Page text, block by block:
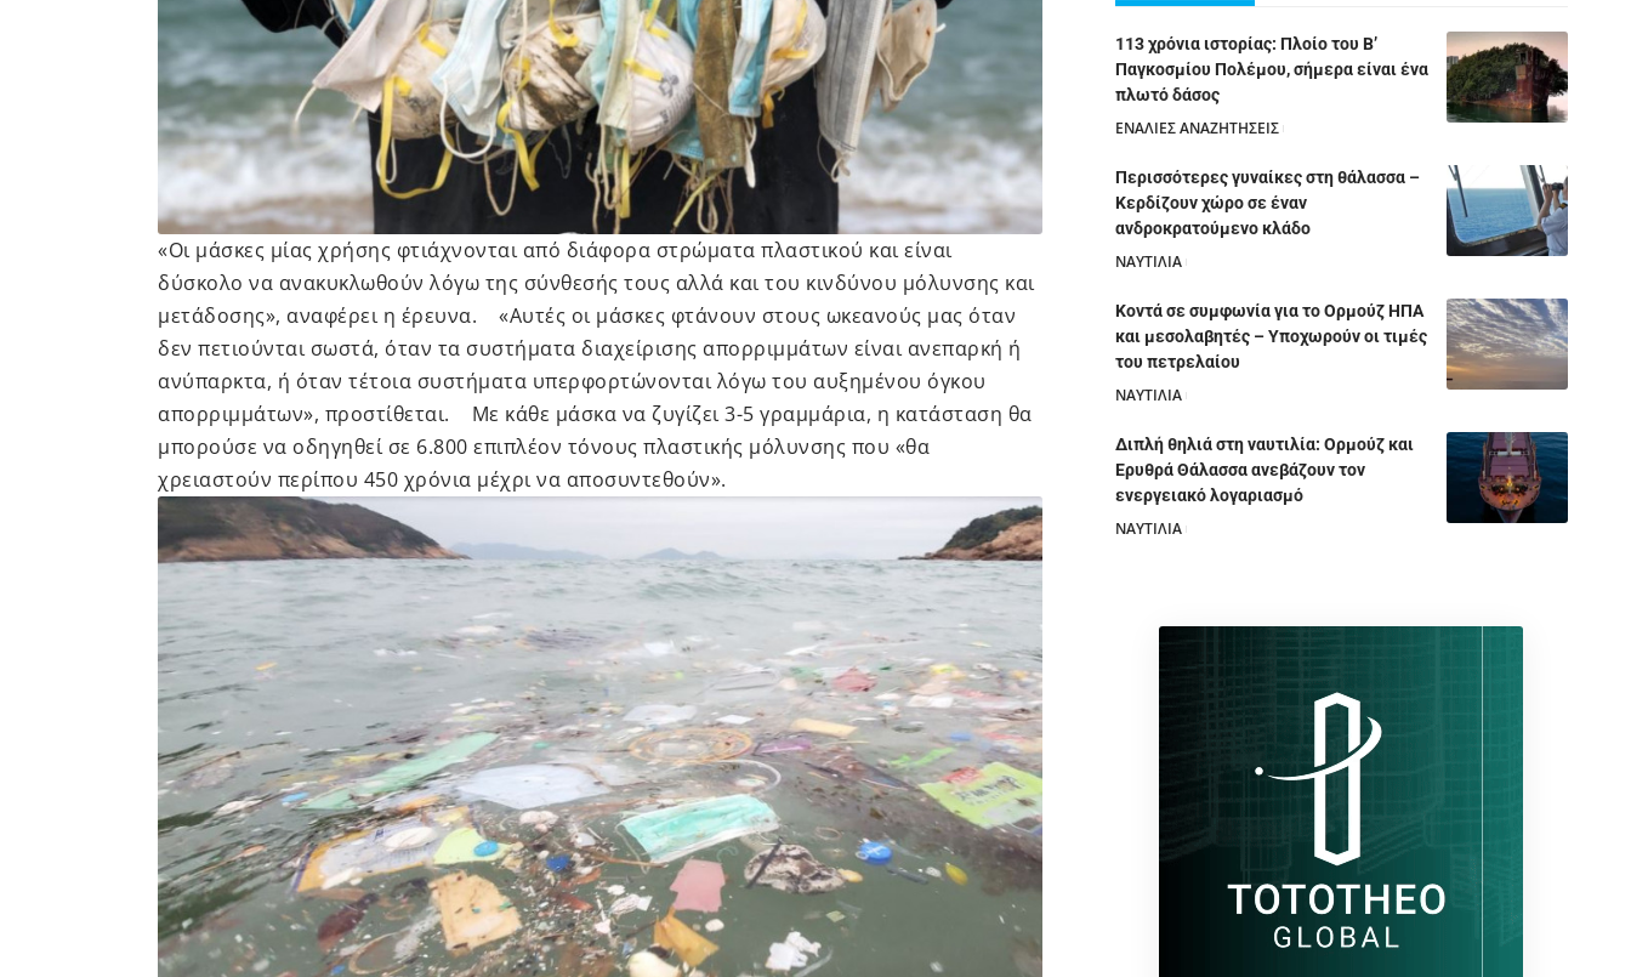
«Οι μάσκες μίας χρήσης φτιάχνονται από διάφορα στρώματα πλαστικού και είναι
δύσκολο να ανακυκλωθούν λόγω της σύνθεσής τους αλλά και του κινδύνου μόλυνσης και
μετάδοσης», αναφέρει η έρευνα. «Αυτές οι μάσκες φτάνουν στους ωκεανούς μας όταν
δεν πετιούνται σωστά, όταν τα συστήματα διαχείρισης απορριμμάτων είναι ανεπαρκή ή
ανύπαρκτα, ή όταν τέτοια συστήματα υπερφορτώνονται λόγω του αυξημένου όγκου
απορριμμάτων», προστίθεται. Με κάθε μάσκα να ζυγίζει 3-5 γραμμάρια, η κατάσταση θα
μπορούσε να οδηγηθεί σε 6.800 επιπλέον τόνους πλαστικής μόλυνσης που «θα
χρειαστούν περίπου 450 χρόνια μέχρι να αποσυντεθούν».
113 χρόνια ιστορίας: Πλοίο του Β’
Παγκοσμίου Πολέμου, σήμερα είναι ένα
πλωτό δάσος
ΕΝΑΛΙΕΣ ΑΝΑΖΗΤΗΣΕΙΣ
Περισσότερες γυναίκες στη θάλασσα –
Κερδίζουν χώρο σε έναν
ανδροκρατούμενο κλάδο
ΝΑΥΤΙΛΙΑ
Κοντά σε συμφωνία για το Ορμούζ ΗΠΑ
και μεσολαβητές – Υποχωρούν οι τιμές
του πετρελαίου
ΝΑΥΤΙΛΙΑ
Διπλή θηλιά στη ναυτιλία: Ορμούζ και
Ερυθρά Θάλασσα ανεβάζουν τον
ενεργειακό λογαριασμό
ΝΑΥΤΙΛΙΑ